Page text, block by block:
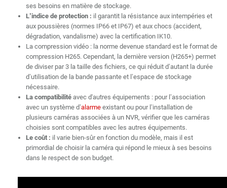
ses besoins en matière de stockage.
L’indice de protection : il garantit la résistance aux intempéries et
aux poussières (normes IP66 et IP67) et aux chocs (accident,
dégradation, vandalisme) avec la certification IK10.
La compression vidéo : la norme devenue standard est le format de
compression H265. Cependant, la dernière version (H265+) permet
de diviser par 3 la taille des fichiers, ce qui réduit d’autant la durée
d’utilisation de la bande passante et l’espace de stockage
nécessaire.
La compatibilité avec d'autres équipements : pour l’association
avec un système d’alarme existant ou pour l’installation de
plusieurs caméras associées à un NVR, vérifier que les caméras
choisies sont compatibles avec les autres équipements.
Le coût : il varie bien-sûr en fonction du modèle, mais il est
primordial de choisir la caméra qui répond le mieux à ses besoins
dans le respect de son budget.